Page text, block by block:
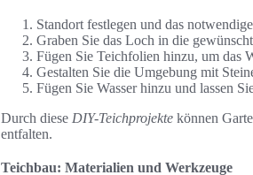
Standort festlegen und das
Graben Sie das Loch in die
Fügen Sie Teichfolien hinzu, um das
Gestalten Sie die Umgebung mit
Fügen Sie Wasser hinzu und lassen
Durch diese DIY-Teichprojekte können
entfalten.
Teichbau: Materialien und Werkzeuge